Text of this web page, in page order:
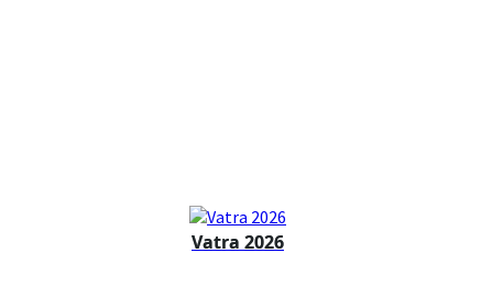
Vatra 2026